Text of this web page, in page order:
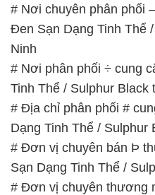
# Nơi chuyên phân phối
Ðen Sạn Dạng Tinh Thể
Ninh
# Nơi phân phối ÷ cung
Tinh Thể / Sulphur Black
# Địa chỉ phân phối #
Dạng Tinh Thể / Sulphur
# Đơn vị chuyên bán Þ
Sạn Dạng Tinh Thể /
# Đơn vị chuyên thương